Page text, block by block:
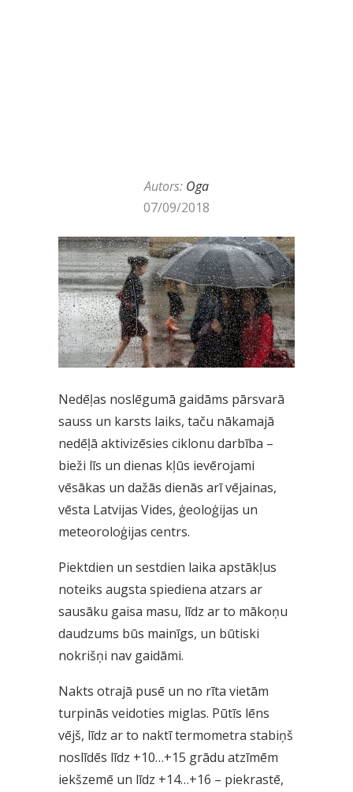
Autors: Oga
07/09/2018
Nedēļas noslēgumā gaidāms pārsvarā
sauss un karsts laiks, taču nākamajā
nedēļā aktivizēsies ciklonu darbība –
bieži līs un dienas kļūs ievērojami
vēsākas un dažās dienās arī vējainas,
vēsta Latvijas Vides, ģeoloģijas un
meteoroloģijas centrs.
Piektdien un sestdien laika apstākļus
noteiks augsta spiediena atzars ar
sausāku gaisa masu, līdz ar to mākoņu
daudzums būs mainīgs, un būtiski
nokrišņi nav gaidāmi.
Nakts otrajā pusē un no rīta vietām
turpinās veidoties miglas. Pūtīs lēns
vējš, līdz ar to naktī termometra stabiņš
noslīdēs līdz +10…+15 grādu atzīmēm
iekšzemē un līdz +14…+16 – piekrastē,